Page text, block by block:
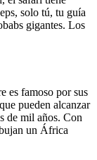
solo tú, tu guía
gigantes. Los
es famoso por sus
pueden alcanzar
de mil años. Con
un África